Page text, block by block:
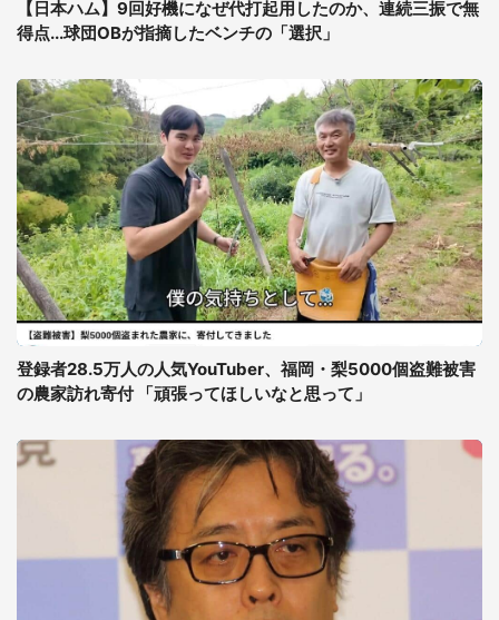
【日本ハム】9回好機になぜ代打起用したのか、連続三振で無
得点...球団OBが指摘したベンチの「選択」
登録者28.5万人の人気YouTuber、福岡・梨5000個盗難被害
の農家訪れ寄付 「頑張ってほしいなと思って」